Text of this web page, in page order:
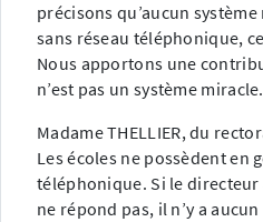
précisons qu’aucun
sans réseau téléphonique,
Nous apportons une
n’est pas un système miracle.
Madame THELLIER, du
Les écoles ne possèdent en
téléphonique. Si le
ne répond pas, il n’y a